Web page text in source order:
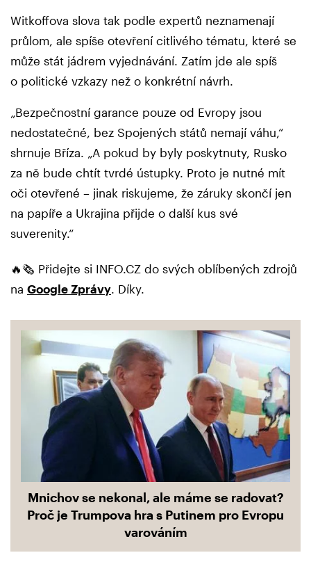
Witkoffova slova tak podle expertů neznamenají
průlom, ale spíše otevření citlivého tématu, které se
může stát jádrem vyjednávání. Zatím jde ale spíš
o politické vzkazy než o konkrétní návrh.
„Bezpečnostní garance pouze od Evropy jsou
nedostatečné, bez Spojených států nemají váhu,“
shrnuje Bříza. „A pokud by byly poskytnuty, Rusko
za ně bude chtít tvrdé ústupky. Proto je nutné mít
oči otevřené – jinak riskujeme, že záruky skončí jen
na papíře a Ukrajina přijde o další kus své
suverenity.“
🔥🗞️ Přidejte si INFO.CZ do svých oblíbených zdrojů
na Google Zprávy. Díky.
Mnichov se nekonal, ale máme se radovat?
Proč je Trumpova hra s Putinem pro Evropu
varováním